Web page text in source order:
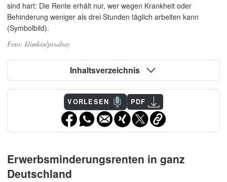
sind hart: Die Rente erhält nur, wer wegen Krankheit oder
Behinderung weniger als drei Stunden täglich arbeiten kann
(Symbolbild).
klimkin/pixabay
Inhaltsverzeichnis
VORLESEN PDF
Erwerbsminderungsrenten in ganz
Deutschland